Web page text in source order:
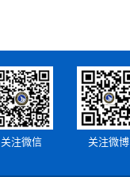
关注微信 关注微博